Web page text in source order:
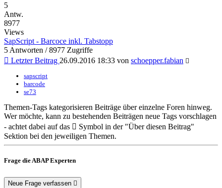
5
Antw.
8977
Views
SapScript - Barcoce inkl. Tabstopp
5 Antworten / 8977 Zugriffe
Letzter Beitrag 26.09.2016 18:33 von schoepper.fabian
sapscript
barcode
se73
Themen-Tags kategorisieren Beiträge über einzelne Foren hinweg.
Wer möchte, kann zu bestehenden Beiträgen neue Tags vorschlagen
- achtet dabei auf das
Symbol in der "Über diesen Beitrag"
Sektion bei den jeweiligen Themen.
Frage die ABAP Experten
Neue Frage verfassen